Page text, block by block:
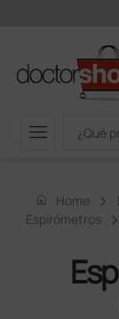
menu
home Home
Espirómetros